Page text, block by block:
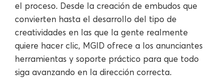
el proceso. Desde la creación de embudos que
convierten hasta el desarrollo del tipo de
creatividades en las que la gente realmente
quiere hacer clic, MGID ofrece a los anunciantes
herramientas y soporte práctico para que todo
siga avanzando en la dirección correcta.